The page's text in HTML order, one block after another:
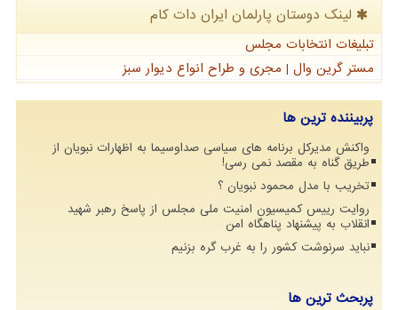
لینک دوستان پارلمان ایران دات كام
تبلیغات انتخابات مجلس
مستر گرین وال | مجری و طراح انواع دیوار سبز
پربیننده ترین ها
واکنش مدیرکل برنامه های سیاسی صداوسیما به اظهارات نبویان از
طریق گناه به مقصد نمی رسی!
تخریب با مدل محمود نبویان ؟
روایت رییس کمیسیون امنیت ملی مجلس از پاسخ رهبر شهید
انقلاب به پیشنهاد پناهگاه امن
نباید سرنوشت کشور را به غرب گره بزنیم
پربحث ترین ها